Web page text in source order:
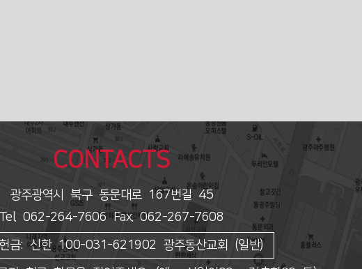
CONTACTS
광주광역시 북구 동문대로 167번길 45
Tel. 062-264-7606 Fax. 062-267-7608
금: 신한 100-031-621902 광주동산교회 (일반)